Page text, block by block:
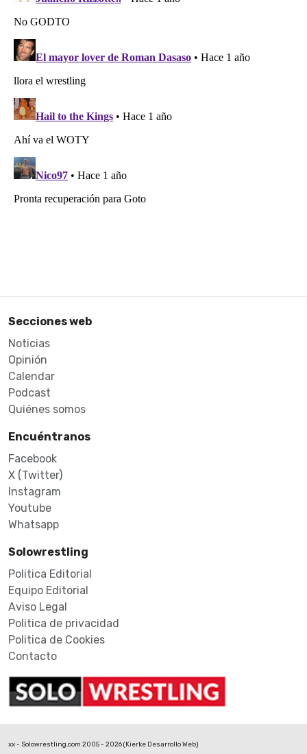
Secciones web
Noticias
Opinión
Calendar
Podcast
Quiénes somos
Encuéntranos
Facebook
X (Twitter)
Instagram
Youtube
Whatsapp
Solowrestling
Politica Editorial
Equipo Editorial
Aviso Legal
Politica de privacidad
Politica de Cookies
Contacto
xx - Solowrestling.com 2005 - 2026 (Kierke Desarrollo Web)